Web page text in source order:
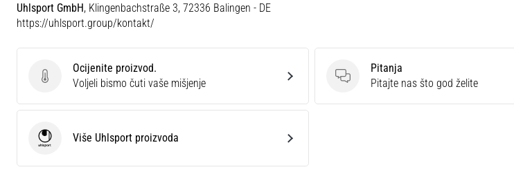
Uhlsport GmbH, Klingenbachstraße 3, 72336 Balingen - DE
https://uhlsport.group/kontakt/
Ocijenite proizvod.
Ocijenite proizvod.
Voljeli bismo čuti vaše mišjenje
Pitanja
Pitanja
Pitajte nas što god želite
UhlsportViše Uhlsport proizvoda